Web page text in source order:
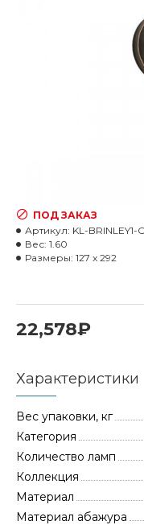
22,578₽
ПОД ЗАКАЗ
Артикул: KL-BRINLEY1-
Вес: 1.60
Размеры: 127 x 292
Характеристики
Вес упаковки, кг
Категория
Количество ламп
Коллекция
Материал
Материал абажура